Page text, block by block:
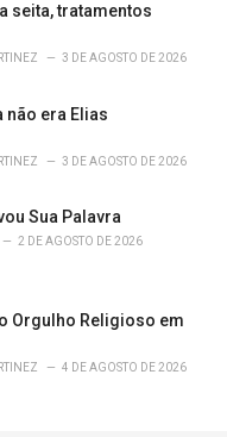
seita, tratamentos
3 DE AGOSTO DE 2026
não era Elias
3 DE AGOSTO DE 2026
Sua Palavra
2 DE AGOSTO DE 2026
Orgulho Religioso em
4 DE AGOSTO DE 2026